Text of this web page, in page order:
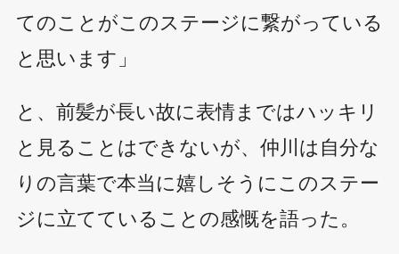
てのことがこのステージに繋がっている
と思います」
と、前髪が長い故に表情まではハッキリ
と見ることはできないが、仲川は自分な
りの言葉で本当に嬉しそうにこのステー
ジに立てていることの感慨を語った。